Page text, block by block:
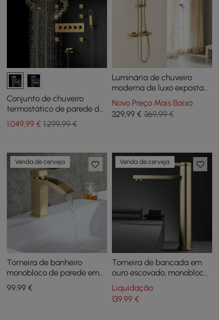
Conjunto de chuveiro
termostático de parede de
580 mm em ouro com 4
funções
1.049,99 € 1.299,99 €
Luminária de chuveiro
moderna de luxo exposta
de 10" Cabeça de chuveiro
termostática de chuva
dourada escovada
Novo Preço Mais Baixo
329,99€ 369,99 €
Venda de cerveja
Torneira de banheiro
monobloco de parede em
ouro escovado
99,99 €
Venda de cerveja
Torneira de bancada em
ouro escovado, monobloco,
alavanca única, alça de
liga de zinco, latão sólido
Liquidação
139,99€